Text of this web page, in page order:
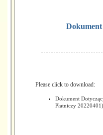
Dokument
Please click to download:
Dokument
Płatniczy